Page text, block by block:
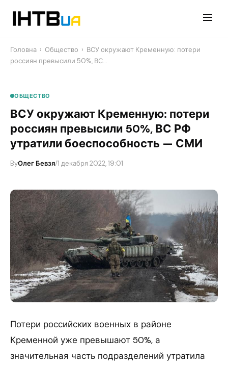
Головна › Общество › ВСУ окружают Кременную: потери
россиян превысили 50%, ВС…
ОБЩЕСТВО
ВСУ окружают Кременную: потери
россиян превысили 50%, ВС РФ
утратили боеспособность — СМИ
ByОлег Бевзя/1 декабря 2022, 19:01
Потери российских военных в районе
Кременной уже превышают 50%, а
значительная часть подразделений утратила